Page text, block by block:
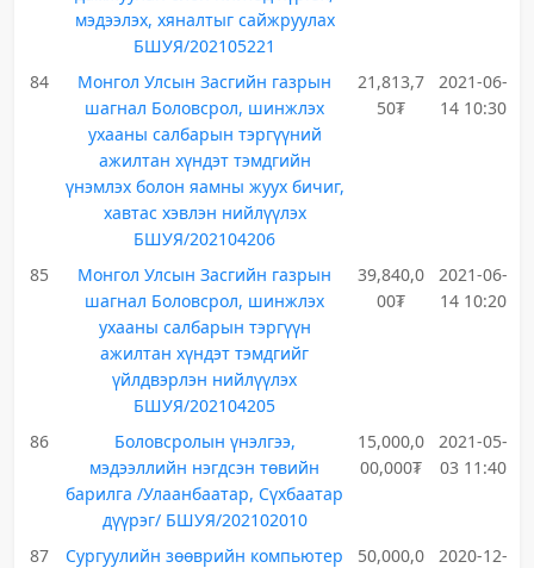
мэдээлэх, хяналтыг сайжруулах
БШУЯ/202105221
84
Монгол Улсын Засгийн газрын
шагнал Боловсрол, шинжлэх
ухааны салбарын тэргүүний
ажилтан хүндэт тэмдгийн
үнэмлэх болон яамны жуух бичиг,
хавтас хэвлэн нийлүүлэх
БШУЯ/202104206
21,813,7
50₮
2021-06-
14 10:30
85
Монгол Улсын Засгийн газрын
шагнал Боловсрол, шинжлэх
ухааны салбарын тэргүүн
ажилтан хүндэт тэмдгийг
үйлдвэрлэн нийлүүлэх
БШУЯ/202104205
39,840,0
00₮
2021-06-
14 10:20
86
Боловсролын үнэлгээ,
мэдээллийн нэгдсэн төвийн
барилга /Улаанбаатар, Сүхбаатар
дүүрэг/ БШУЯ/202102010
15,000,0
00,000₮
2021-05-
03 11:40
87
Сургуулийн зөөврийн компьютер
50,000,0
2020-12-